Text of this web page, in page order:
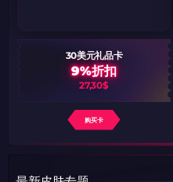
30美元礼品卡
9%折扣
27,30$
购买卡